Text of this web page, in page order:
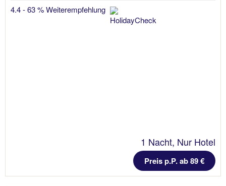
4.4 - 63 % Weiterempfehlung
1 Nacht, Nur Hotel
Preis p.P. ab 89 €